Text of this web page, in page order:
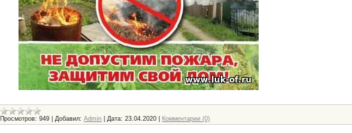
Просмотров: 949 Добавил: Admin Дата: 23.04.2020 Комментарии (0)